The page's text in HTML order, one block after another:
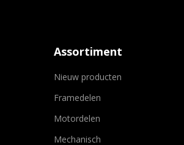
Assortiment
Nieuw producten
Framedelen
Motordelen
Mechanisch